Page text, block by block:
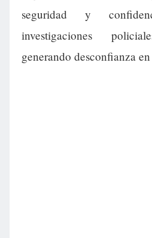
seguridad y
investigaciones
generando desconfianza